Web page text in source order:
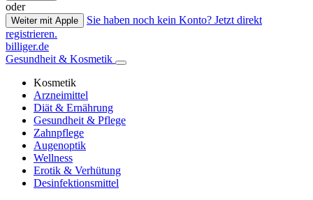
oder
Weiter mit Apple
Sie haben noch kein Konto? Jetzt direkt
registrieren.
billiger.de
Gesundheit & Kosmetik
Kosmetik
Arzneimittel
Diät & Ernährung
Gesundheit & Pflege
Zahnpflege
Augenoptik
Wellness
Erotik & Verhütung
Desinfektionsmittel